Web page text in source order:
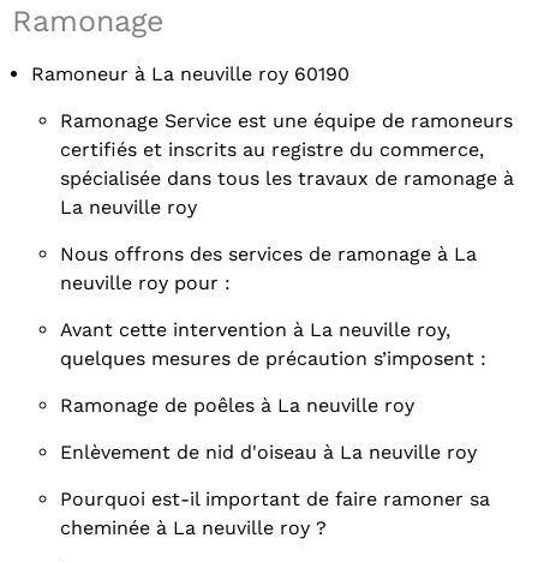
Ramonage
Ramoneur à La neuville roy 60190
Ramonage Service est une équipe de ramoneurs
certifiés et inscrits au registre du commerce,
spécialisée dans tous les travaux de ramonage à
La neuville roy
Nous offrons des services de ramonage à La
neuville roy pour :
Avant cette intervention à La neuville roy,
quelques mesures de précaution s’imposent :
Ramonage de poêles à La neuville roy
Enlèvement de nid d'oiseau à La neuville roy
Pourquoi est-il important de faire ramoner sa
cheminée à La neuville roy ?